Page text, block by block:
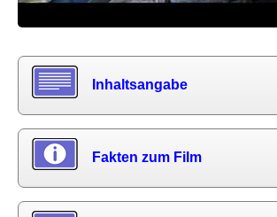
Inhaltsangabe
Fakten zum Film